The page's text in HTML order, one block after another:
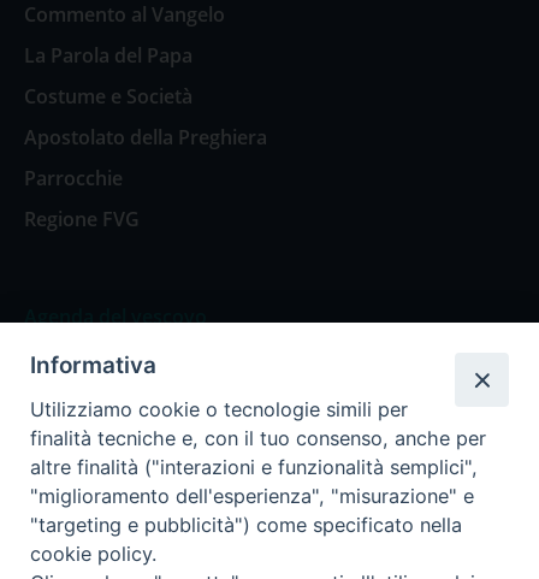
Commento al Vangelo
La Parola del Papa
Costume e Società
Apostolato della Preghiera
Parrocchie
Regione FVG
Agenda del vescovo
Agenda del vescovo
Privacy Policy Trasparenza
Informativa
Utilizziamo cookie o tecnologie simili per
finalità tecniche e, con il tuo consenso, anche per
altre finalità ("interazioni e funzionalità semplici",
"miglioramento dell'esperienza", "misurazione" e
"targeting e pubblicità") come specificato nella
cookie policy.